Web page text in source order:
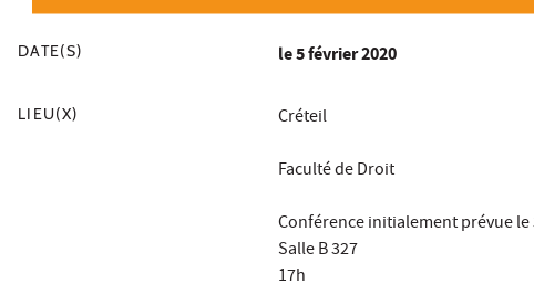
DATE(S) le5 février 2020
LIEU(X)
Créteil
Faculté de Droit
Conférence initialement prévue
Salle B 327
17h